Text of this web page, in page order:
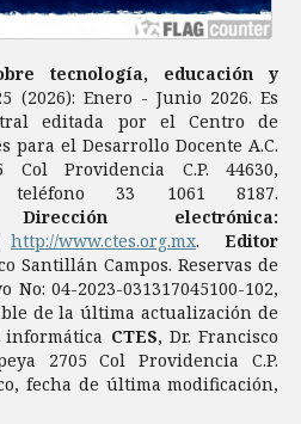
tecnología, educación y
(2026): Enero - Junio 2026. Es
editada por el Centro de
para el Desarrollo Docente A.C.
Col Providencia C.P. 44630,
teléfono 33 1061 8187.
Dirección electrónica:
http://www.ctes.org.mx. Editor
Santillán Campos. Reservas de
No: 04-2023-031317045100-102,
de la última actualización de
CTES, Dr. Francisco
2705 Col Providencia C.P.
fecha de última modificación,